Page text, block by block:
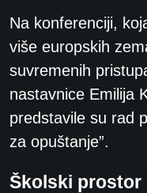
Na konferenciji,
više europskih
suvremenih
nastavnice Emilija
predstavile su rad
za opuštanje”.
Školski prostor